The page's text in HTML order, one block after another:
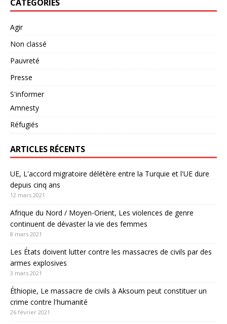
CATEGORIES
Agir
Non classé
Pauvreté
Presse
S'informer
Amnesty
Réfugiés
ARTICLES RÉCENTS
UE, L'accord migratoire délétère entre la Turquie et l'UE dure
depuis cinq ans
12 mars 2021
Afrique du Nord / Moyen-Orient, Les violences de genre
continuent de dévaster la vie des femmes
8 mars 2021
Les États doivent lutter contre les massacres de civils par des
armes explosives
3 mars 2021
Éthiopie, Le massacre de civils à Aksoum peut constituer un
crime contre l'humanité
26 février 2021